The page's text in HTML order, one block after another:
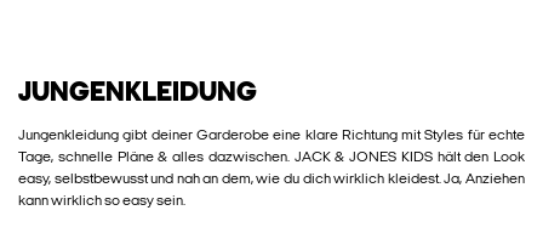
JUNGENKLEIDUNG
Jungenkleidung gibt deiner Garderobe eine klare Richtung mit Styles für echte
Tage, schnelle Pläne & alles dazwischen. JACK & JONES KIDS hält den Look
easy, selbstbewusst und nah an dem, wie du dich wirklich kleidest. Ja, Anziehen
kann wirklich so easy sein.